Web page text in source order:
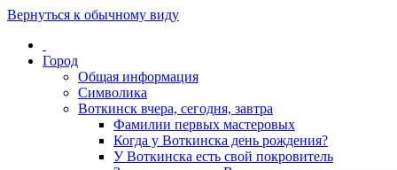
Вернуться к обычному виду
Город
Общая информация
Символика
Воткинск вчера, сегодня, завтра
Фамилии первых мастеровых
Когда у Воткинска день рождения?
У Воткинска есть свой покровитель